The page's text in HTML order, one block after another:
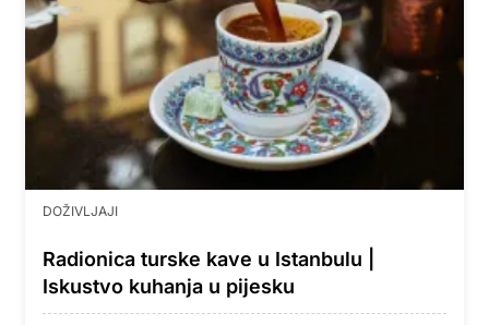
DOŽIVLJAJI
Radionica turske kave u Istanbulu |
Iskustvo kuhanja u pijesku